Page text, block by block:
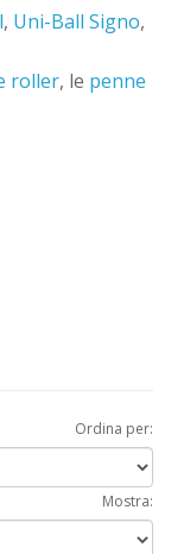
, Uni-Ball Signo,
roller, le penne
Ordina per:
Mostra: